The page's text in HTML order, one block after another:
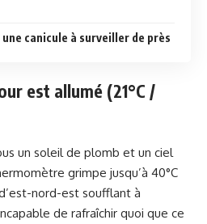
canicule à surveiller de près
est allumé (21°C /
un soleil de plomb et un ciel
grimpe jusqu’à 40°C
nord-est soufflant à
de rafraîchir quoi que ce